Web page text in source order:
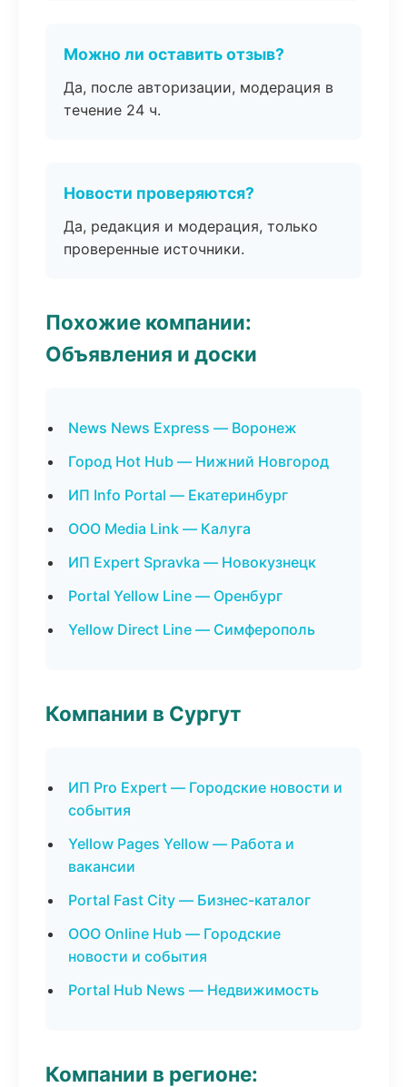
Можно ли оставить отзыв?
Да, после авторизации, модерация в
течение 24 ч.
Новости проверяются?
Да, редакция и модерация, только
проверенные источники.
Похожие компании:
Объявления и доски
News News Express — Воронеж
Город Hot Hub — Нижний Новгород
ИП Info Portal — Екатеринбург
ООО Media Link — Калуга
ИП Expert Spravka — Новокузнецк
Portal Yellow Line — Оренбург
Yellow Direct Line — Симферополь
Компании в Сургут
ИП Pro Expert — Городские новости и
события
Yellow Pages Yellow — Работа и
вакансии
Portal Fast City — Бизнес-каталог
ООО Online Hub — Городские
новости и события
Portal Hub News — Недвижимость
Компании в регионе: